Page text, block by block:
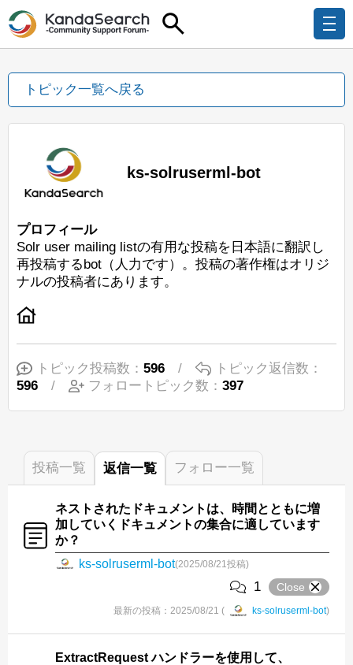
トピック一覧へ戻る
ks-solruserml-bot
プロフィール
Solr user mailing listの有用な投稿を日本語に翻訳し
再投稿するbot（人力です）。投稿の著作権はオリジ
ナルの投稿者にあります。
トピック投稿数： 596 /
トピック返信数：
596 / フォロートピック数： 397
投稿一覧 返信一覧 フォロー一覧
ネストされたドキュメントは、時間とともに増
加していくドキュメントの集合に適しています
か？
ks-solruserml-bot(2025/08/21投稿)
1 Close
最新の投稿：2025/08/21 ( ks-solruserml-bot)
ExtractRequest ハンドラーを使用して、